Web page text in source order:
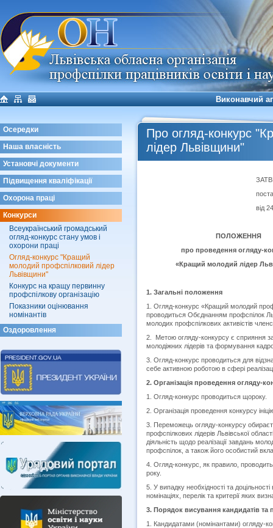
Виконавчий
Осередки
Наша власність
Установчі документи
Підвищення кваліфікації
Охорона праці
Конкурси
Всеукраїнський громадський
огляд-конкурс стану умов і
охорони праці
Огляд-конкурс "Кращий
молодий профспілковий лідер
Львівщини"
Конкурс на кращу первинну
профспілкову організацію
Показники оцінювання
номінантів
Оздоровлення
Про огляд-конкурс
лідер Львівщини"
постановою
від 24.04.2012
ПОЛОЖЕННЯ
про проведення огляду-
«Кращий молодий лідер
1. Загальні положення
1. Огляд-конкурс «Кращий молодий
проводиться Обєднанням профспілок
молодих профспілкових активістів
2. Метою огляду-конкурсу є сприяння
молодіжних лідерів та формування
3. Огляд-конкурс проводиться для
себе активною роботою в сфері
2. Організація проведення огляду-
1. Огляд-конкурс проводиться щороку.
2. Організація проведення конкурсу
3. Переможець огляду-конкурсу
профспілкових лідерів Львівської
діяльність щодо реалізації завдань
профспілок, а також його особистий
4. Огляд-конкурс, як правило,
року.
5. У випадку необхідності та
номінаціях, перелік та критерії яких
3. Порядок висування кандидатів та
1. Кандидатами (номінантами) огляду-